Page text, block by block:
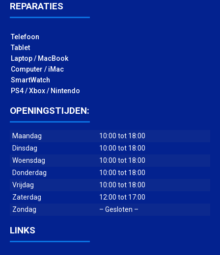
REPARATIES
Telefoon
Tablet
Laptop / MacBook
Computer / iMac
SmartWatch
PS4 / Xbox / Nintendo
OPENINGSTIJDEN:
Maandag
10:00 tot 18:00
Dinsdag
10:00 tot 18:00
Woensdag
10:00 tot 18:00
Donderdag
10:00 tot 18:00
Vrijdag
10:00 tot 18:00
Zaterdag
12:00 tot 17:00
Zondag
– Gesloten –
LINKS